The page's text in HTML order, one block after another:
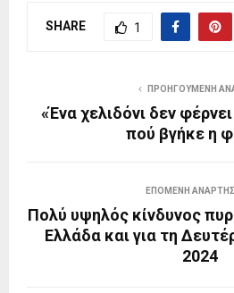
SHARE 1
ΠΡΟΗΓΟΎΜΕΝΗ
«Ένα χελιδόνι δεν
πού βγήκε η
ΕΠΌΜΕΝΗ
Πολύ υψηλός κίνδυνος
Ελλάδα και για τη
2024